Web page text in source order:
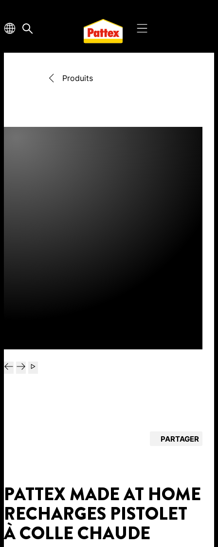
Produits
PARTAGER
PATTEX MADE AT HOME
RECHARGES PISTOLET
À COLLE CHAUDE